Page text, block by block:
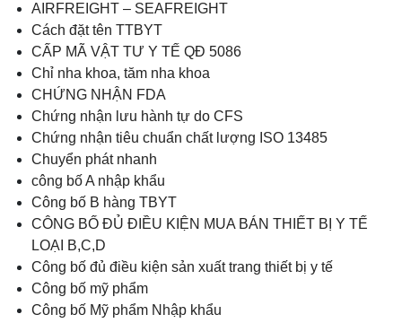
AIRFREIGHT – SEAFREIGHT
Cách đặt tên TTBYT
CẤP MÃ VẬT TƯ Y TẾ QĐ 5086
Chỉ nha khoa, tăm nha khoa
CHỨNG NHẬN FDA
Chứng nhận lưu hành tự do CFS
Chứng nhận tiêu chuẩn chất lượng ISO 13485
Chuyển phát nhanh
công bố A nhập khẩu
Công bố B hàng TBYT
CÔNG BỐ ĐỦ ĐIỀU KIỆN MUA BÁN THIẾT BỊ Y TẾ
LOẠI B,C,D
Công bố đủ điều kiện sản xuất trang thiết bị y tế
Công bố mỹ phẩm
Công bố Mỹ phẩm Nhập khẩu